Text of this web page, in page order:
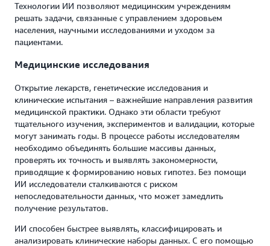
Технологии ИИ позволяют медицинским учреждениям
решать задачи, связанные с управлением здоровьем
населения, научными исследованиями и уходом за
пациентами.
Медицинские исследования
Открытие лекарств, генетические исследования и
клинические испытания – важнейшие направления развития
медицинской практики. Однако эти области требуют
тщательного изучения, экспериментов и валидации, которые
могут занимать годы. В процессе работы исследователям
необходимо объединять большие массивы данных,
проверять их точность и выявлять закономерности,
приводящие к формированию новых гипотез. Без помощи
ИИ исследователи сталкиваются с риском
непоследовательности данных, что может замедлить
получение результатов.
ИИ способен быстрее выявлять, классифицировать и
анализировать клинические наборы данных. С его помощью